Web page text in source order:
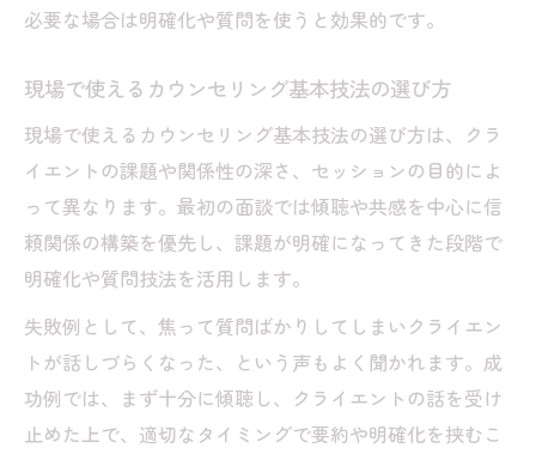
必要な場合は明確化や質問を使うと効果的です。
現場で使えるカウンセリング基本技法の選び方
現場で使えるカウンセリング基本技法の選び方は、クラ
イエントの課題や関係性の深さ、セッションの目的によ
って異なります。最初の面談では傾聴や共感を中心に信
頼関係の構築を優先し、課題が明確になってきた段階で
明確化や質問技法を活用します。
失敗例として、焦って質問ばかりしてしまいクライエン
トが話しづらくなった、という声もよく聞かれます。成
功例では、まず十分に傾聴し、クライエントの話を受け
止めた上で、適切なタイミングで要約や明確化を挟むこ